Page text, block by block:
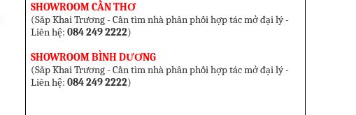
SHOWROOM CẦN THƠ
(Sắp Khai Trương - Cần tìm nhà phân phối hợp tác mở đại lý -
Liên hệ:084 249 2222)
SHOWROOM BÌNH DƯƠNG
(Sắp Khai Trương - Cần tìm nhà phân phối hợp tác mở đại lý -
Liên hệ:084 249 2222)